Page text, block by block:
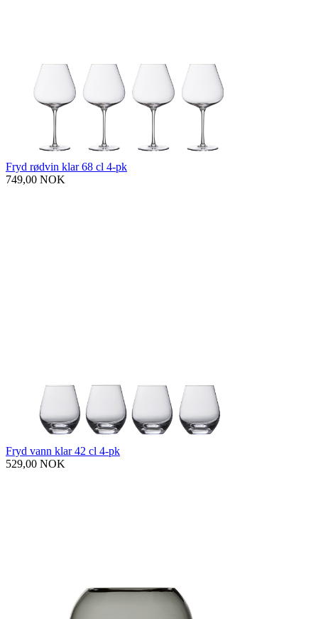
Fryd rødvin klar 68 cl 4-pk
749,00 NOK
Fryd vann klar 42 cl 4-pk
529,00 NOK